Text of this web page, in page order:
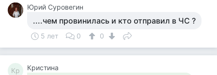
Юрий Суровегин
....чем провинилась и кто отправил в ЧС ?
5 лет 0 0
Кр Кристина